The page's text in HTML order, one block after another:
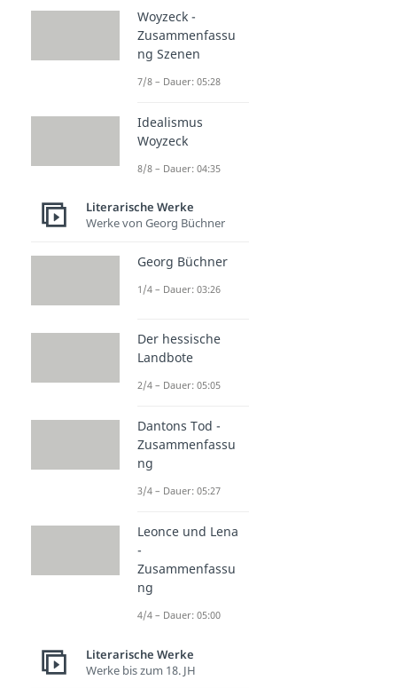
Woyzeck -
Zusammenfassu
ng Szenen
7/8 – Dauer: 05:28
Idealismus
Woyzeck
8/8 – Dauer: 04:35
Literarische Werke
Werke von Georg Büchner
Georg Büchner
1/4 – Dauer: 03:26
Der hessische
Landbote
2/4 – Dauer: 05:05
Dantons Tod -
Zusammenfassu
ng
3/4 – Dauer: 05:27
Leonce und Lena
-
Zusammenfassu
ng
4/4 – Dauer: 05:00
Literarische Werke
Werke bis zum 18. JH